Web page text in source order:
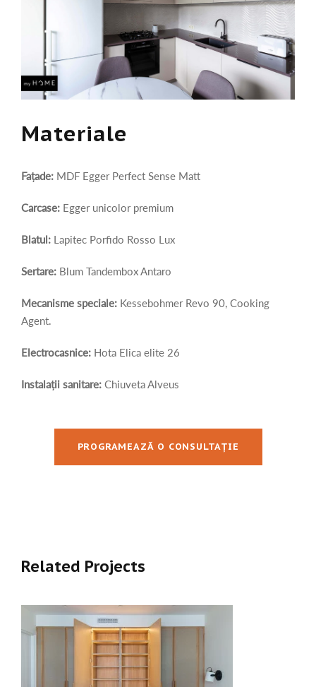
Materiale
Fațade: MDF Egger Perfect Sense Matt
Carcase: Egger unicolor premium
Blatul: Lapitec Porfido Rosso Lux
Sertare: Blum Tandembox Antaro
Mecanisme speciale: Kessebohmer Revo 90, Cooking
Agent.
Electrocasnice: Hota Elica elite 26
Instalații sanitare: Chiuveta Alveus
PROGRAMEAZĂ O CONSULTAȚIE
Related Projects